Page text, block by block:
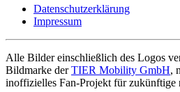
Datenschutzerklärung
Impressum
Alle Bilder einschließlich des Logos
Bildmarke derTIER Mobility GmbH,
inoffizielles Fan-Projekt für zukünftige